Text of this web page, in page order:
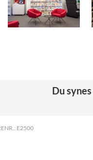
Du
E2500